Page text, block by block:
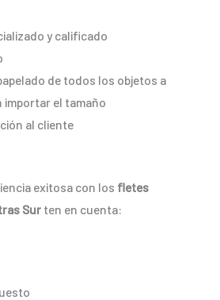
y calificado
de todos los objetos a
el tamaño
al cliente
exitosa con los fletes
Surten en cuenta: